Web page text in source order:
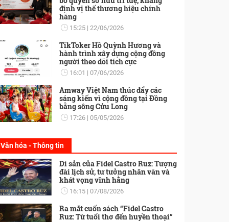
định vị thế thương hiệu chính
hãng
15:25 22/06/2026
TikToker Hồ Quỳnh Hương và
hành trình xây dựng cộng đồng
người theo dõi tích cực
16:01 07/06/2026
Amway Việt Nam thúc đẩy các
sáng kiến vì cộng đồng tại Đồng
bằng sông Cửu Long
17:26 05/05/2026
Văn hóa - Thông tin
Di sản của Fidel Castro Ruz: Tượng
đài lịch sử, tư tưởng nhân văn và
khát vọng vĩnh hằng
16:15 07/08/2026
Ra mắt cuốn sách “Fidel Castro
Ruz: Từ tuổi thơ đến huyền thoại”